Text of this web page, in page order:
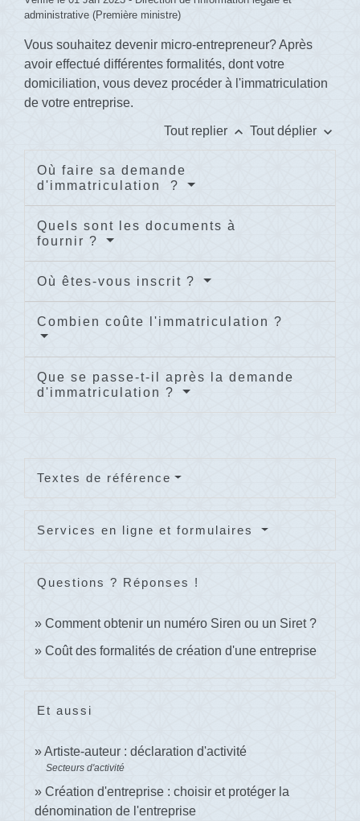
administrative (Première ministre)
Vous souhaitez devenir micro-entrepreneur? Après
avoir effectué différentes formalités, dont votre
domiciliation, vous devez procéder à l'immatriculation
de votre entreprise.
Tout replier keyboard_arrow_up Tout déplier keyboard_arrow_down
Où faire sa demande
d'immatriculation ?
Quels sont les documents à
fournir ?
Où êtes-vous inscrit ?
Combien coûte l'immatriculation ?
Que se passe-t-il après la demande
d'immatriculation ?
Textes de référence
Services en ligne et formulaires
Questions ? Réponses !
Comment obtenir un numéro Siren ou un Siret ?
Coût des formalités de création d'une entreprise
Et aussi
Artiste-auteur : déclaration d'activité
Secteurs d'activité
Création d'entreprise : choisir et protéger la
dénomination de l'entreprise